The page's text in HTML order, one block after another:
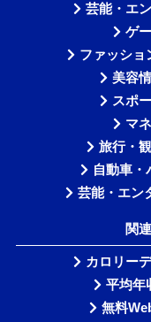
芸能・エ
ゲ
ファッショ
美容
スポ
マ
旅行・
自動車・
芸能・エン
関
カロリー
平均年
無料